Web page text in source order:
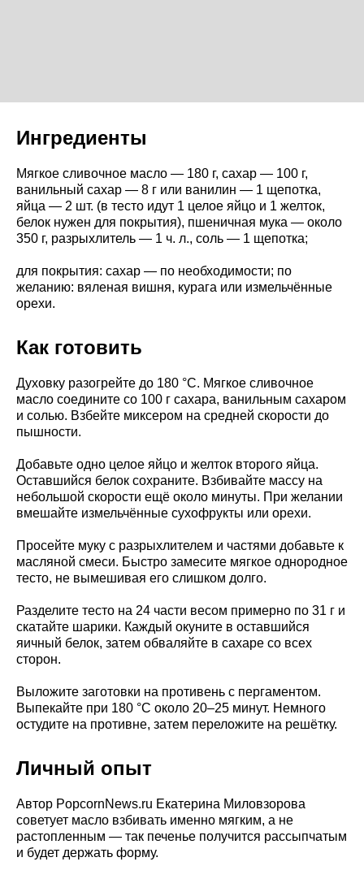
Ингредиенты
Мягкое сливочное масло — 180 г, сахар — 100 г,
ванильный сахар — 8 г или ванилин — 1 щепотка,
яйца — 2 шт. (в тесто идут 1 целое яйцо и 1 желток,
белок нужен для покрытия), пшеничная мука — около
350 г, разрыхлитель — 1 ч. л., соль — 1 щепотка;
для покрытия: сахар — по необходимости; по
желанию: вяленая вишня, курага или измельчённые
орехи.
Как готовить
Духовку разогрейте до 180 °C. Мягкое сливочное
масло соедините со 100 г сахара, ванильным сахаром
и солью. Взбейте миксером на средней скорости до
пышности.
Добавьте одно целое яйцо и желток второго яйца.
Оставшийся белок сохраните. Взбивайте массу на
небольшой скорости ещё около минуты. При желании
вмешайте измельчённые сухофрукты или орехи.
Просейте муку с разрыхлителем и частями добавьте к
масляной смеси. Быстро замесите мягкое однородное
тесто, не вымешивая его слишком долго.
Разделите тесто на 24 части весом примерно по 31 г и
скатайте шарики. Каждый окуните в оставшийся
яичный белок, затем обваляйте в сахаре со всех
сторон.
Выложите заготовки на противень с пергаментом.
Выпекайте при 180 °C около 20–25 минут. Немного
остудите на противне, затем переложите на решётку.
Личный опыт
Автор PopcornNews.ru Екатерина Миловзорова
советует масло взбивать именно мягким, а не
растопленным — так печенье получится рассыпчатым
и будет держать форму.